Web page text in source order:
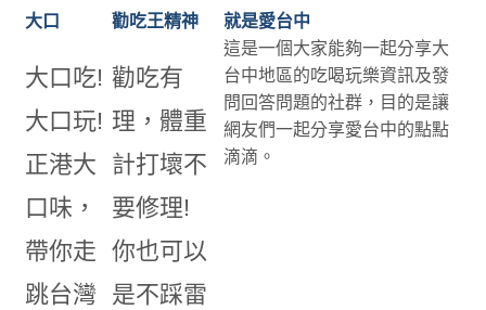
大口
大口吃!
大口玩!
正港大
口味，
帶你走
跳台灣
勸吃王精神
勸吃有
理，體重
計打壞不
要修理!
你也可以
是不踩雷
就是愛台中
這是一個大家能夠一起分享大
台中地區的吃喝玩樂資訊及發
問回答問題的社群，目的是讓
網友們一起分享愛台中的點點
滴滴。